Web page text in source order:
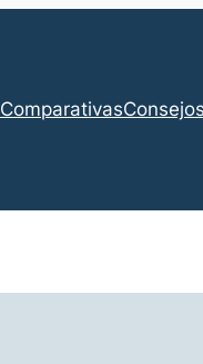
ComparativasConsejos